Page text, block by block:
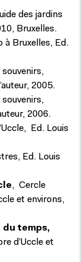
des jardins
Bruxelles.
à Bruxelles, Ed.
souvenirs,
2005.
souvenirs,
2006.
Ed. Louis
Ed. Louis
, Cercle
et environs,
du temps,
d’Uccle et